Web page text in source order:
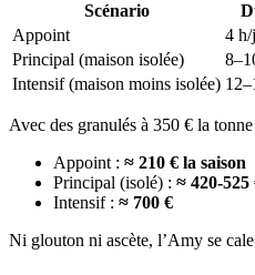
Scénario
Appoint
4
Principal (maison isolée)
Intensif (maison moins isolée)
Avec des granulés à 350 € la
Appoint : ≈ 210 € la saison
Principal (isolé) : ≈ 420-525
Intensif : ≈ 700 €
Ni glouton ni ascète, l’Amy se